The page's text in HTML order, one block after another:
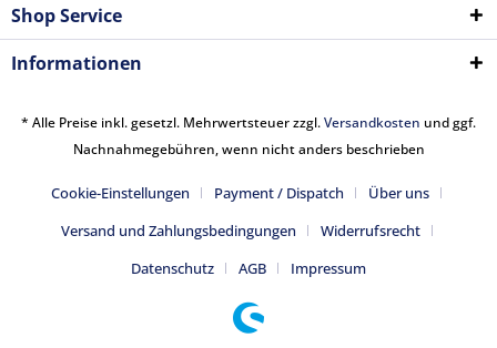
Shop Service
Informationen
* Alle Preise inkl. gesetzl. Mehrwertsteuer zzgl.Versandkosten und ggf.
Nachnahmegebühren, wenn nicht anders beschrieben
Cookie-Einstellungen Payment / Dispatch
Über uns
Versand und Zahlungsbedingungen
Widerrufsrecht
Datenschutz
AGB Impressum